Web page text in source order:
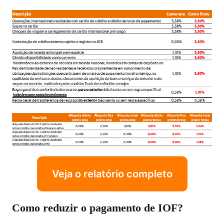
Veja o relatório completo
Como reduzir o pagamento de IOF?